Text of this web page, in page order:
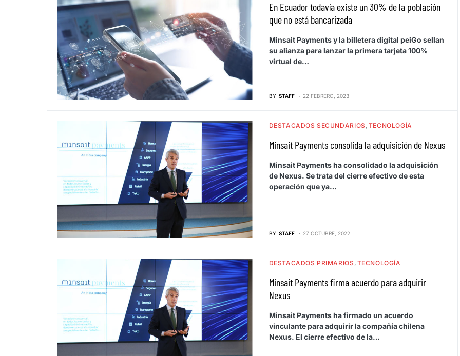
En Ecuador todavía existe un 30% de la población
que no está bancarizada
Minsait Payments y la billetera digital peiGo sellan
su alianza para lanzar la primera tarjeta 100%
virtual de…
BY STAFF 22 FEBRERO, 2023
DESTACADOS SECUNDARIOS TECNOLOGÍA
Minsait Payments consolida la adquisición de Nexus
Minsait Payments ha consolidado la adquisición
de Nexus. Se trata del cierre efectivo de esta
operación que ya…
BY STAFF 27 OCTUBRE, 2022
DESTACADOS PRIMARIOS TECNOLOGÍA
Minsait Payments firma acuerdo para adquirir
Nexus
Minsait Payments ha firmado un acuerdo
vinculante para adquirir la compañía chilena
Nexus. El cierre efectivo de la…